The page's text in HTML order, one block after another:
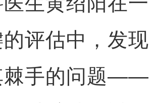
评估中，发现
棘手的问题——